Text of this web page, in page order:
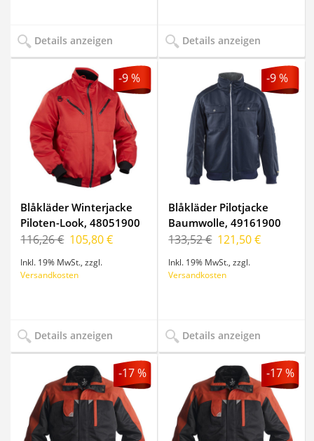
Details anzeigen Details anzeigen
-9 %
Blåkläder Winterjacke
Piloten-Look, 48051900
116,26 € 105,80 €
Inkl. 19% MwSt. ,zzgl.
Versandkosten
Details anzeigen
-9 %
Blåkläder Pilotjacke
Baumwolle, 49161900
133,52 € 121,50 €
Inkl. 19% MwSt. ,zzgl.
Versandkosten
Details anzeigen
-17 % -17 %